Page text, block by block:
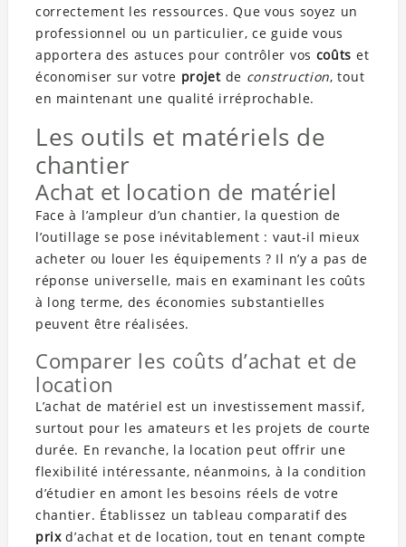
correctement les ressources. Que vous soyez un
professionnel ou un particulier, ce guide vous
apportera des astuces pour contrôler vos coûts et
économiser sur votre projetde construction, tout
en maintenant une qualité irréprochable.
Les outils et matériels de
chantier
Achat et location de matériel
Face à l’ampleur d’un chantier, la question de
l’outillage se pose inévitablement : vaut-il mieux
acheter ou louer les équipements ? Il n’y a pas de
réponse universelle, mais en examinant les coûts
à long terme, des économies substantielles
peuvent être réalisées.
Comparer les coûts d’achat et de
location
L’achat de matériel est un investissement massif,
surtout pour les amateurs et les projets de courte
durée. En revanche, la location peut offrir une
flexibilité intéressante, néanmoins, à la condition
d’étudier en amont les besoins réels de votre
chantier. Établissez un tableau comparatif des
prixd’achat et de location, tout en tenant compte